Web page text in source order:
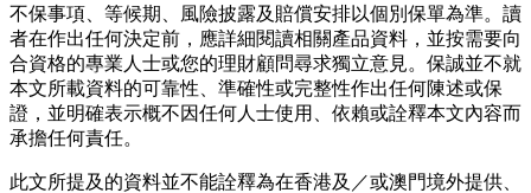
不保事項、等候期、風險披露及賠償安排以個別保單為準。讀
者在作出任何決定前，應詳細閱讀相關產品資料，並按需要向
合資格的專業人士或您的理財顧問尋求獨立意見。保誠並不就
本文所載資料的可靠性、準確性或完整性作出任何陳述或保
證，並明確表示概不因任何人士使用、依賴或詮釋本文內容而
承擔任何責任。
此文所提及的資料並不能詮釋為在香港及／或澳門境外提供、